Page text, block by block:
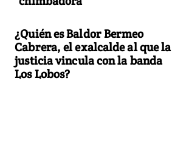
¿Quién es Baldor Bermeo
Cabrera, el exalcalde al que la
justicia vincula con la banda
Los Lobos?